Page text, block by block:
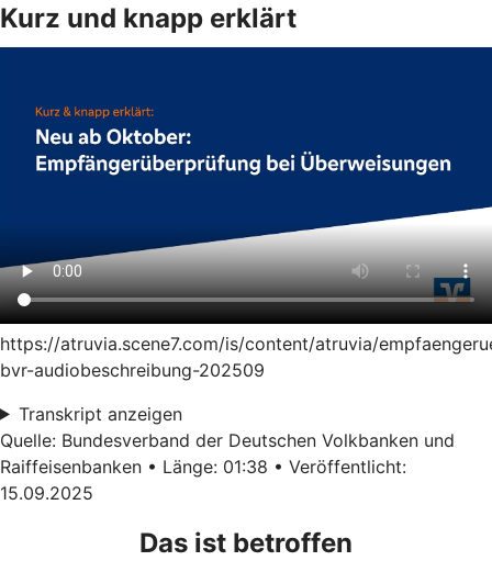
Kurz und knapp erklärt
https://atruvia.scene7.com/is/content/atruvia/
bvr-audiobeschreibung-202509
Transkript anzeigen
Quelle: Bundesverband der Deutschen Volkbanken und
Raiffeisenbanken • Länge: 01:38 • Veröffentlicht:
15.09.2025
Das ist betroffen